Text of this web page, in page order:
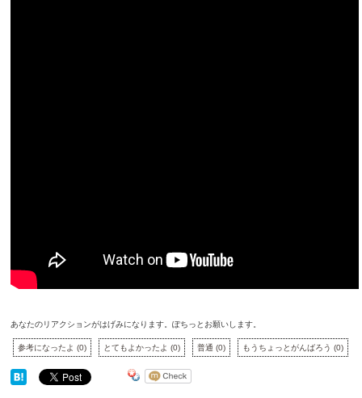
あなたのリアクションがはげみになります。ぽちっとお願いします。
参考になったよ(0) とてもよかったよ(0) 普通(0) もうちょっとがんばろう(0)